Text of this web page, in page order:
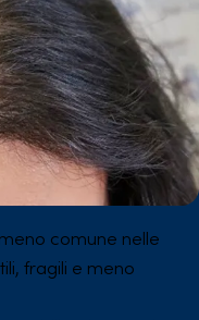
comune nelle
fragili e meno